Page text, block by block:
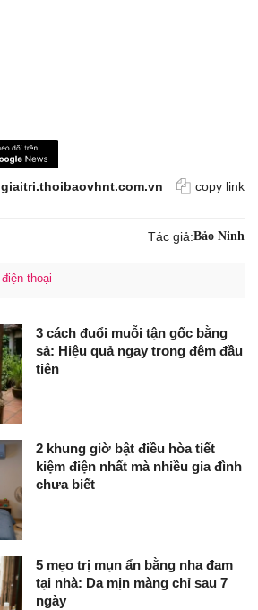
giaitri.thoibaovhnt.com.vn copy link
Tác giả:Bảo Ninh
điện thoại
3 cách đuổi muỗi tận gốc bằng
sả: Hiệu quả ngay trong đêm đầu
tiên
2 khung giờ bật điều hòa tiết
kiệm điện nhất mà nhiều gia đình
chưa biết
5 mẹo trị mụn ẩn bằng nha đam
tại nhà: Da mịn màng chỉ sau 7
ngày